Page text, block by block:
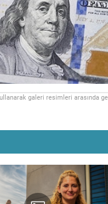
galeri resimleri arasında